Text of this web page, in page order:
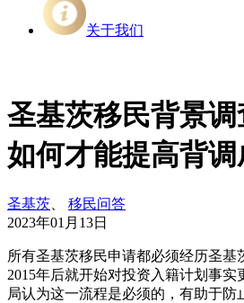
关于我们
圣基茨移民背景调
如何才能提高背
圣基茨
移民问答
2023年01月13日
所有圣基茨移民申请都必须经历圣基
2015年后就开始对投资入籍计划事实
局认为这一流程是必须的，有助于防